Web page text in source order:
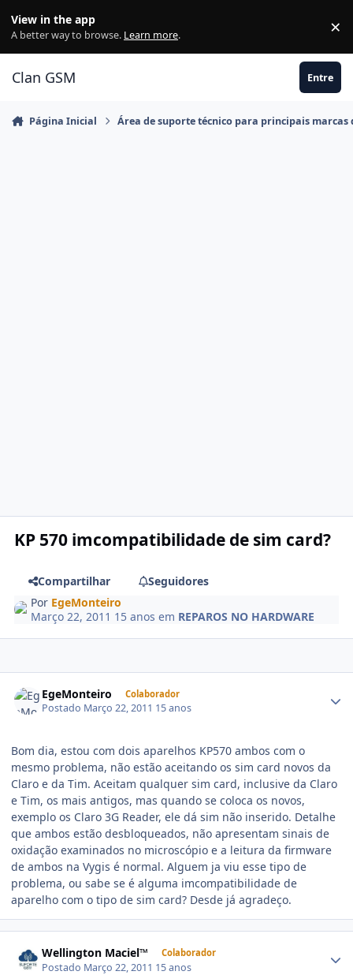
View in the app
A better way to browse. Learn more. ×
Clan GSM Entre
Página Inicial Área de suporte técnico para principais marcas
KP 570 imcompatibilidade de sim card?
Compartilhar
Seguidores
Por EgeMonteiro
Março 22, 2011 15 anos em REPAROS NO HARDWARE
EgeMonteiro Colaborador
Postado Março 22, 2011 15 anos
Bom dia, estou com dois aparelhos KP570 ambos com o
mesmo problema, não estão aceitando os sim card novos da
Claro e da Tim. Aceitam qualquer sim card, inclusive da Claro
e Tim, os mais antigos, mas quando se coloca os novos,
exemplo os Claro 3G Reader, ele dá sim não inserido. Detalhe
que ambos estão desbloqueados, não apresentam sinais de
oxidação examinados no microscópio e a leitura da firmware
de ambos na Vygis é normal. Alguem ja viu esse tipo de
problema, ou sabe se é alguma imcompatibilidade de
aparelho com o tipo de sim card? Desde já agradeço.
Wellington Maciel™ Colaborador
Postado Março 22, 2011 15 anos